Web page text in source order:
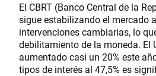
El CBRT (Banco Central de la
sigue estabilizando el mercado
intervenciones cambiarias, lo
debilitamiento de la moneda. El
aumentado casi un 20% este
tipos de interés al 47,5% es